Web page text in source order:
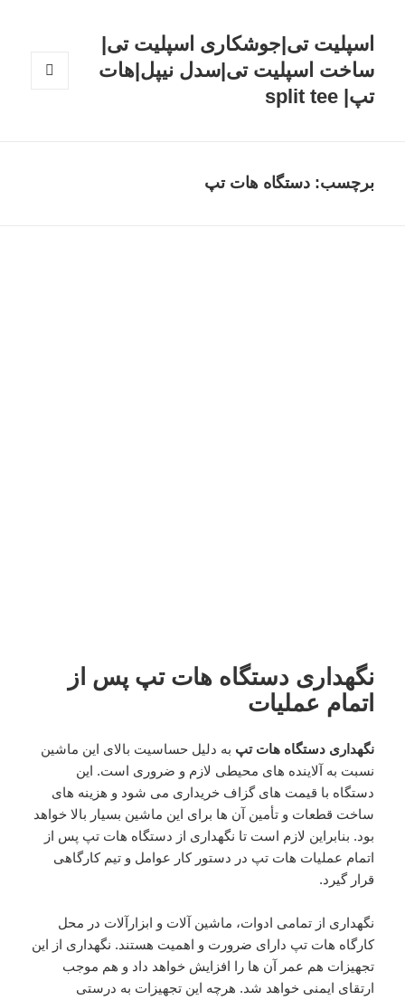
اسپلیت تی|جوشکاری اسپلیت تی|
ساخت اسپلیت تی|سدل نیپل|هات
تپ| split tee
برچسب: دستگاه هات تپ
نگهداری دستگاه هات تپ پس از
اتمام عملیات
نگهداری دستگاه هات تپ به دلیل حساسیت بالای این ماشین
نسبت به آلاینده های محیطی لازم و ضروری است. این
دستگاه با قیمت های گزاف خریداری می شود و هزینه های
ساخت قطعات و تأمین آن ها برای این ماشین بسیار بالا خواهد
بود. بنابراین لازم است تا نگهداری از دستگاه هات تپ پس از
اتمام عملیات هات تپ در دستور کار عوامل و تیم کارگاهی
قرار گیرد.
نگهداری از تمامی ادوات، ماشین آلات و ابزارآلات در محل
کارگاه هات تپ دارای ضرورت و اهمیت هستند. نگهداری از این
تجهیزات هم عمر آن ها را افزایش خواهد داد و هم موجب
ارتقای ایمنی خواهد شد. هرچه این تجهیزات به درستی